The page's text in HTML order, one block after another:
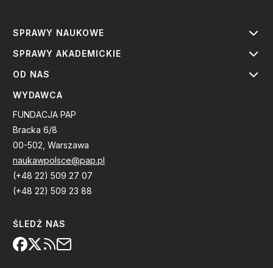
SPRAWY NAUKOWE
SPRAWY AKADEMICKIE
OD NAS
WYDAWCA
FUNDACJA PAP
Bracka 6/8
00-502, Warszawa
naukawpolsce@pap.pl
(+48 22) 509 27 07
(+48 22) 509 23 88
ŚLEDŹ NAS